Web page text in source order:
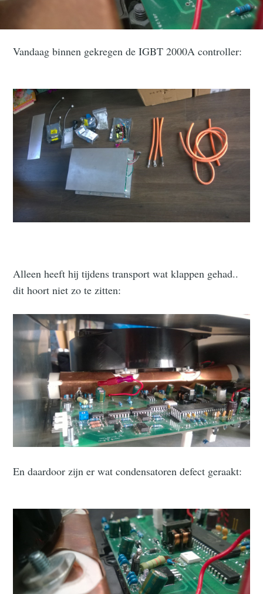
Vandaag binnen gekregen de IGBT 2000A controller:
Alleen heeft hij tijdens transport wat klappen gehad..
dit hoort niet zo te zitten:
En daardoor zijn er wat condensatoren defect geraakt: